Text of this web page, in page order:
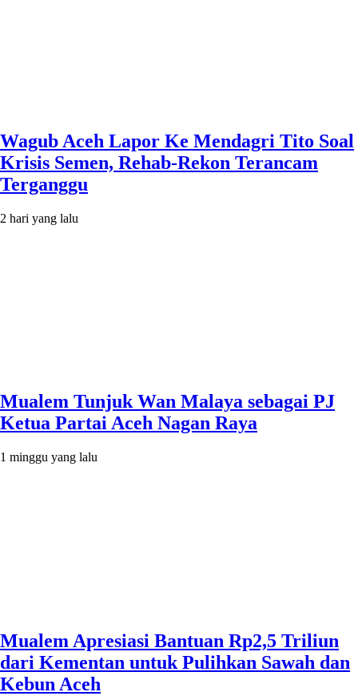
Wagub Aceh Lapor Ke Mendagri Tito Soal
Krisis Semen, Rehab-Rekon Terancam
Terganggu
2 hari yang lalu
Mualem Tunjuk Wan Malaya sebagai PJ
Ketua Partai Aceh Nagan Raya
1 minggu yang lalu
Mualem Apresiasi Bantuan Rp2,5 Triliun
dari Kementan untuk Pulihkan Sawah dan
Kebun Aceh